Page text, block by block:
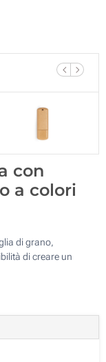
con
a colori
di grano,
di creare un